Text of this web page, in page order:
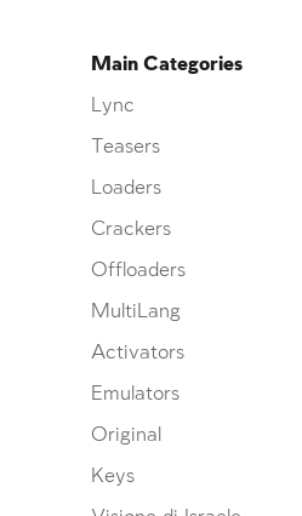
Main Categories
Lync
Teasers
Loaders
Crackers
Offloaders
MultiLang
Activators
Emulators
Original
Keys